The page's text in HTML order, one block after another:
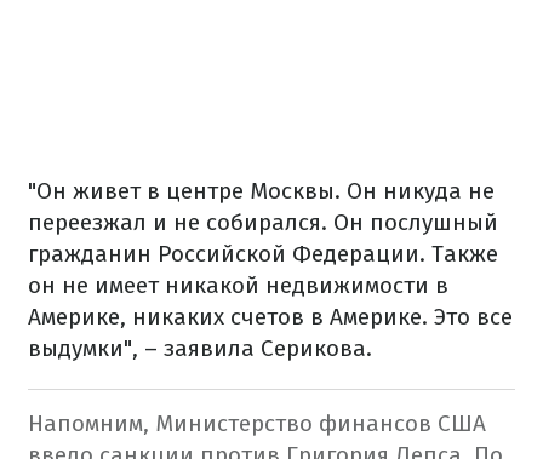
"Он живет в центре Москвы. Он никуда не
переезжал и не собирался. Он послушный
гражданин Российской Федерации. Также
он не имеет никакой недвижимости в
Америке, никаких счетов в Америке. Это все
выдумки", – заявила Серикова.
Напомним, Министерство финансов США